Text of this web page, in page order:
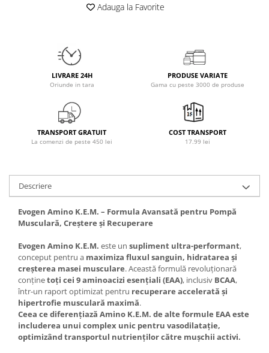
Power System
Puritan`s Pride
Raw Nutrition
REDCON1
RIPT
Scitec
Scivation
Skill Nutrition
Smart Shake
Swanson
Under Armour
Universal
Vitargo
Weider
Zenana
Adauga la Favorite
LIVRARE 24H
Oriunde in tara
PRODUSE VARIATE
Gama cu peste 3000 de produse
TRANSPORT GRATUIT
La comenzi de peste 450 lei
COST TRANSPORT
17.99 lei
Descriere
Evogen Amino K.E.M. – Formula Avansată pentru Pompă
Musculară, Creștere și Recuperare
Evogen Amino K.E.M. este un supliment ultra-performant,
conceput pentru a maximiza fluxul sanguin, hidratarea și
creșterea masei musculare. Această formulă revoluționară
conținetoți cei 9 aminoacizi esențiali (EAA), inclusiv BCAA,
într-un raport optimizat pentru recuperare accelerată și
hipertrofie musculară maximă.
Ceea ce diferențiază Amino K.E.M. de alte formule EAA este
includerea unui complex unic pentru vasodilatație,
optimizând transportul nutrienților către mușchii activi.